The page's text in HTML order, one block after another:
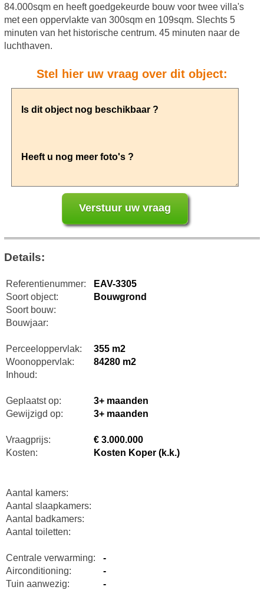
84.000sqm en heeft goedgekeurde bouw voor twee villa's
met een oppervlakte van 300sqm en 109sqm. Slechts 5
minuten van het historische centrum. 45 minuten naar de
luchthaven.
Stel hier uw vraag over dit object:
Details:
Referentienummer:
EAV-3305
Soort object:
Bouwgrond
Soort bouw:
Bouwjaar:
Perceeloppervlak:
355 m2
Woonoppervlak:
84280 m2
Inhoud:
Geplaatst op:
3+ maanden
Gewijzigd op:
3+ maanden
Vraagprijs:
€ 3.000.000
Kosten:
Kosten Koper (k.k.)
Aantal kamers:
Aantal slaapkamers:
Aantal badkamers:
Aantal toiletten:
Centrale verwarming:
-
Airconditioning:
-
Tuin aanwezig:
-